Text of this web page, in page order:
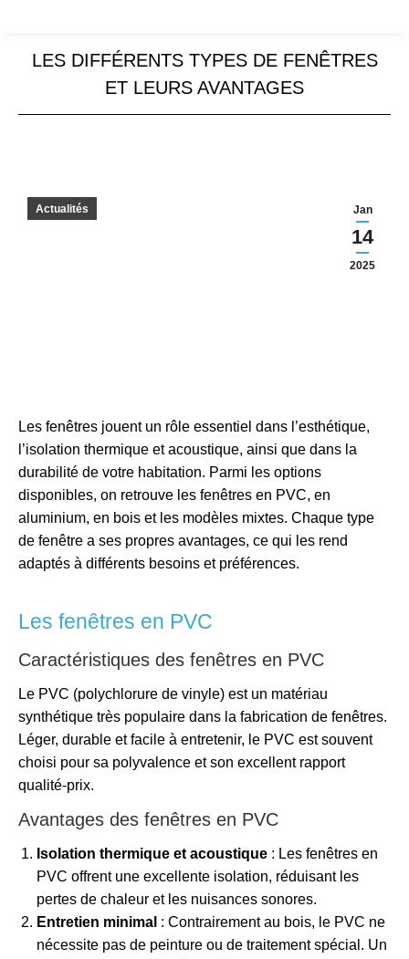
LES DIFFÉRENTS TYPES DE FENÊTRES
ET LEURS AVANTAGES
Jan
14
2025
Actualités
Les fenêtres jouent un rôle essentiel dans l’esthétique,
l’isolation thermique et acoustique, ainsi que dans la
durabilité de votre habitation. Parmi les options
disponibles, on retrouve les fenêtres en PVC, en
aluminium, en bois et les modèles mixtes. Chaque type
de fenêtre a ses propres avantages, ce qui les rend
adaptés à différents besoins et préférences.
Les fenêtres en PVC
Caractéristiques des fenêtres en PVC
Le PVC (polychlorure de vinyle) est un matériau
synthétique très populaire dans la fabrication de fenêtres.
Léger, durable et facile à entretenir, le PVC est souvent
choisi pour sa polyvalence et son excellent rapport
qualité-prix.
Avantages des fenêtres en PVC
Isolation thermique et acoustique : Les fenêtres en
PVC offrent une excellente isolation, réduisant les
pertes de chaleur et les nuisances sonores.
Entretien minimal : Contrairement au bois, le PVC ne
nécessite pas de peinture ou de traitement spécial. Un